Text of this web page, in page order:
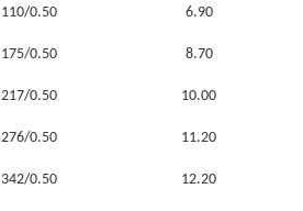
110/0.50 6.90
175/0.50 8.70
217/0.50 10.00
276/0.50 11.20
342/0.50 12.20